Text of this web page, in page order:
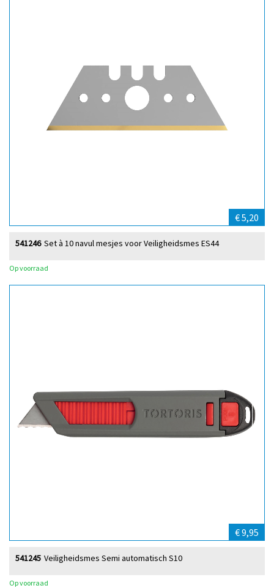
€ 5,20
Set à 10 navul mesjes voor Veiligheidsmes ES44
541246
Op voorraad
€ 9,95
Veiligheidsmes Semi automatisch S10
541245
Op voorraad